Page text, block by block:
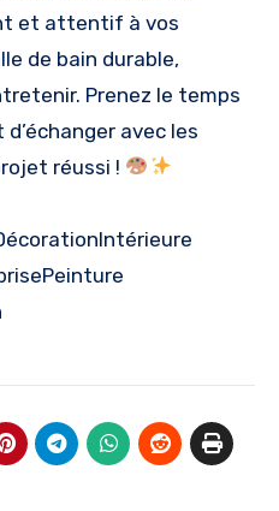
et attentif à vos
de bain durable,
Prenez le temps
avec les
réussi !